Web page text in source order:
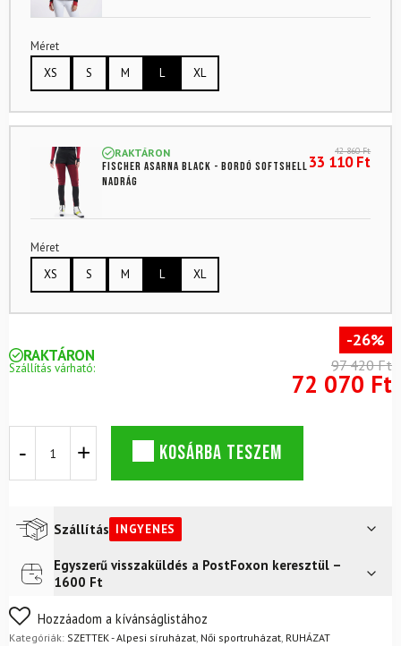
Méret
XS
S M L XL
RAKTÁRON
FISCHER Asarna Black - bordó softshell
nadrág
42 860Ft
33 110Ft
Méret
XS
S M L XL
RAKTÁRON
Szállítás várható:
-26%
97 420 Ft
72 070 Ft
Asarna
softshell
sításka
készlet
mennyiség
KOSÁRBA TESZEM
Szállítás INGYENES
Futár a címreIngyenes
FoxPost
Egyszerű visszaküldés a PostFoxon keresztül –
1600 Ft
Nem biztos a választásában? Semmi gond – a terméket
egyszerűen visszaküldheti 14 napon belül, indoklás nélkül.
Hozzáadom a kívánságlistához
Kategóriák: SZETTEK - Alpesi síruházat, Női sportruházat, RUHÁZAT